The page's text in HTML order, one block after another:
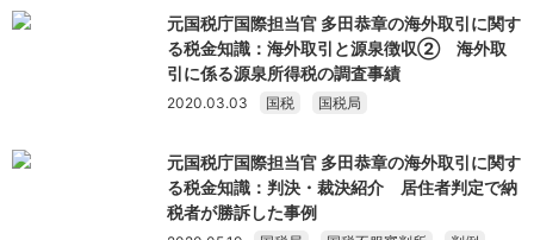
元国税庁国際担当官 多田恭章の海外取引に関す
る税金知識：海外取引と源泉徴収② 海外取
引に係る源泉所得税の調査事績
2020.03.03 国税 国税局
元国税庁国際担当官 多田恭章の海外取引に関す
る税金知識：判決・裁決紹介 居住者判定で納
税者が勝訴した事例